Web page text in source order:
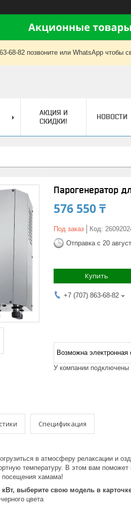
68-82 позвоните или WhatsApp чтобы
АКЦИЯ И
СКИДКИ!
НОВОСТИ
Парогенератор
576 550 ₸
Под заказ Код:
Отправка с 20
Купить
+7 (707) 863-68-82
У компании подключены
Спецификация
в атмосферу релаксации и
температуру. В этом вам поможет
посещения хамама!
выберите свою модель в
цвета